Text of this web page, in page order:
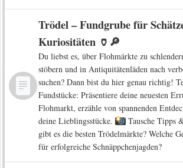
Trödel – Fundgrube für
Kuriositäten 🏺🔎
Du liebst es, über Flohmärkte zu
stöbern und in Antiquitätenläden nach
suchen? Dann bist du hier genau richtig!
Fundstücke: Präsentiere deine neuesten
Flohmarkt, erzähle von spannenden
deine Lieblingsstücke.
Tausche Tipps
gibt es die besten Trödelmärkte? Welche
für erfolgreiche Schnäppchenjagden?